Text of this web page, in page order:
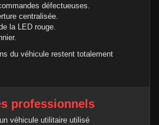
défectueuses.
centralisée.
la LED rouge.
du véhicule restent totalement
professionnels
véhicule utilitaire utilisé